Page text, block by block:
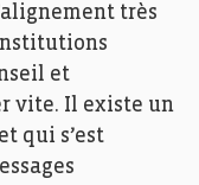
très
et
vite. Il existe un
qui s’est